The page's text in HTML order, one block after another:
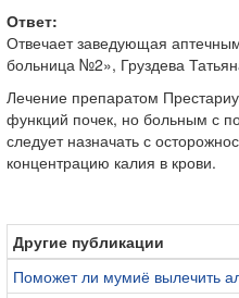
Ответ:
Отвечает заведующая
больница №2», Груздева
Лечение препаратом
функций почек, но больным с
следует назначать с
концентрацию калия в крови.
Другие публикации
Поможет ли мумиё вылечить